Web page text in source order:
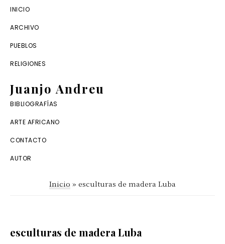
Saltar
Saltar
contenido
INICIO
ARCHIVO
PUEBLOS
RELIGIONES
Juanjo Andreu
Dossier
digital
de
africano.
BIBLIOGRAFÍAS
ARTE AFRICANO
CONTACTO
AUTOR
Inicio » esculturas de madera Luba
esculturas de madera Luba